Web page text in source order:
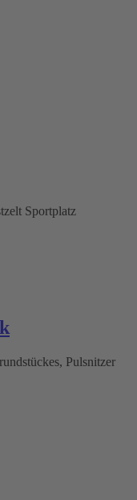
Sportplatz
Pulsnitzer